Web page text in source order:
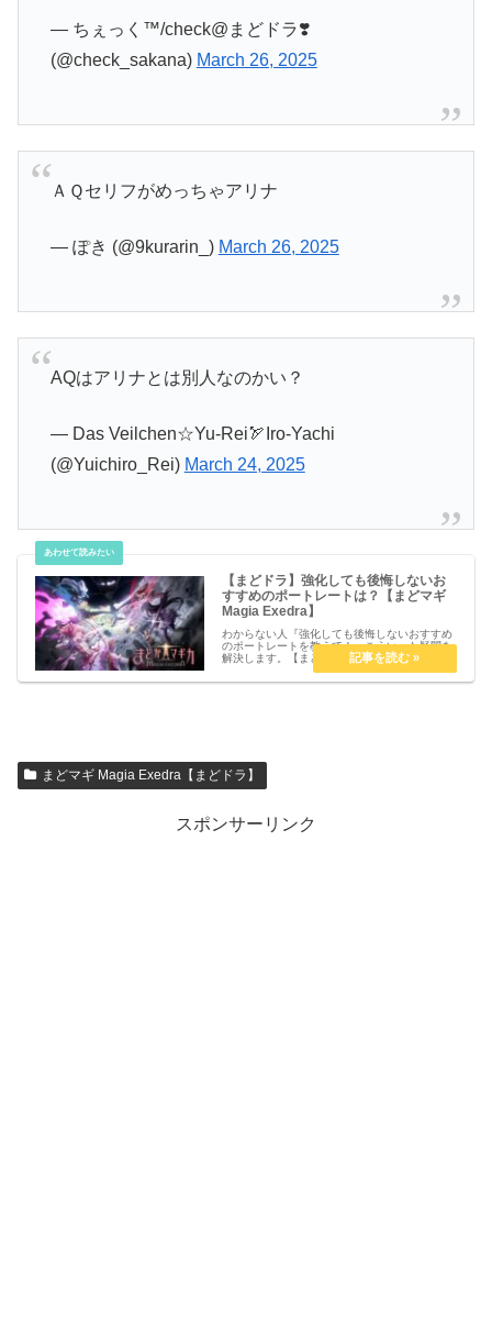
— ちぇっく™/check@まどドラ❣️
(@check_sakana) March 26, 2025
ＡＱセリフがめっちゃアリナ
— ぽき (@9kurarin_) March 26, 2025
AQはアリナとは別人なのかい？
— Das Veilchen☆Yu-Rei🏹Iro-Yachi
(@Yuichiro_Rei) March 24, 2025
【まどドラ】強化しても後悔しないお
すすめのポートレートは？【まどマギ
Magia Exedra】
わからない人『強化しても後悔しないおすすめ
のポートレートを教えて！』こういった疑問を
解決します。【まどドラ】強化しても後悔しな
いおすすめのポートレートは？【まどマギ
Magia Exedra】本記事は、序盤にどうしてもポ
まどマギ Magia Exedra【まどドラ】
スポンサーリンク